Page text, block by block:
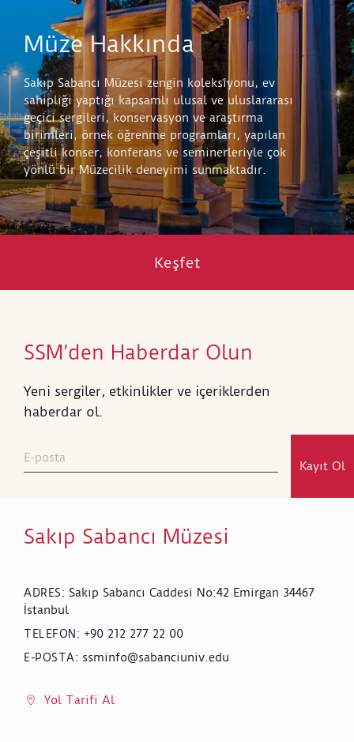
Müze Hakkında
Sakıp Sabancı Müzesi zengin koleksiyonu, ev
sahipliği yaptığı kapsamlı ulusal ve uluslararası
geçici sergileri, konservasyon ve araştırma
birimleri, örnek öğrenme programları, yapılan
çeşitli konser, konferans ve seminerleriyle çok
yönlü bir Müzecilik deneyimi sunmaktadır.
Keşfet
SSM’den Haberdar Olun
Yeni sergiler, etkinlikler ve içeriklerden
haberdar ol.
Kayıt Ol
Sakıp Sabancı Müzesi
ADRES: Sakıp Sabancı Caddesi No:42 Emirgan 34467
İstanbul
TELEFON : +90 212 277 22 00
E-POSTA: ssminfo@sabanciuniv.edu
Yol Tarifi Al